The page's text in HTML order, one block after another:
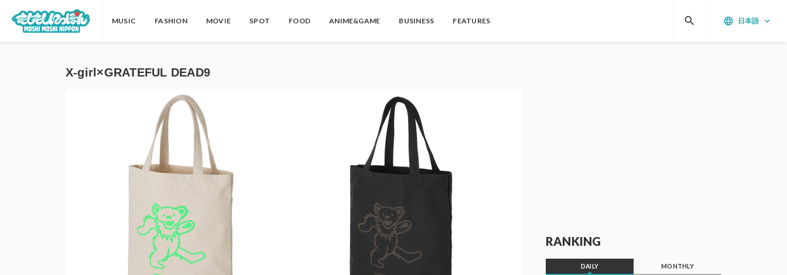
MUSIC FASHION MOVIE SPOT FOOD ANIME&GAME BUSINESS FEATURES language 日本語 keyboard_arrow_down
search
X-girl×GRATEFUL DEAD9
RANKING
DAILY MONTHLY